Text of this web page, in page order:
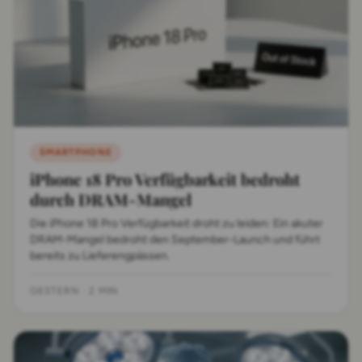
SMARTPHONE
iPhone 18 Pro Verfügbarkeit bedroht
durch DRAM-Mangel
Die iPhone 18 Pro Verfügbarkeit droht zu leiden: Ein akuter
DRAM-Mangel bedroht den September-Launch und führt
bereits zu Lieferengpässen.